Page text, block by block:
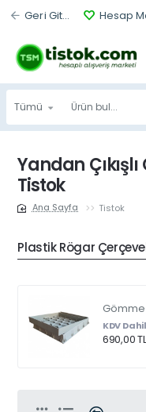
Geri Git... Hesap
Tümü
Ürün
bul...
Yandan
Tistok
Tistok
Plastik Rögar
KDV
690,00